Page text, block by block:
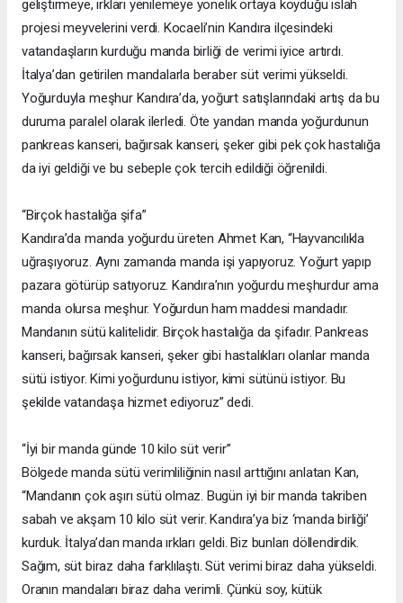
geliştirmeye, ırkları yenilemeye yönelik ortaya koyduğu ıslah
projesi meyvelerini verdi. Kocaeli’nin Kandıra ilçesindeki
vatandaşların kurduğu manda birliği de verimi iyice artırdı.
İtalya’dan getirilen mandalarla beraber süt verimi yükseldi.
Yoğurduyla meşhur Kandıra’da, yoğurt satışlarındaki artış da bu
duruma paralel olarak ilerledi. Öte yandan manda yoğurdunun
pankreas kanseri, bağırsak kanseri, şeker gibi pek çok hastalığa
da iyi geldiği ve bu sebeple çok tercih edildiği öğrenildi.
“Birçok hastalığa şifa”
Kandıra’da manda yoğurdu üreten Ahmet Kan, “Hayvancılıkla
uğraşıyoruz. Aynı zamanda manda işi yapıyoruz. Yoğurt yapıp
pazara götürüp satıyoruz. Kandıra’nın yoğurdu meşhurdur ama
manda olursa meşhur. Yoğurdun ham maddesi mandadır.
Mandanın sütü kalitelidir. Birçok hastalığa da şifadır. Pankreas
kanseri, bağırsak kanseri, şeker gibi hastalıkları olanlar manda
sütü istiyor. Kimi yoğurdunu istiyor, kimi sütünü istiyor. Bu
şekilde vatandaşa hizmet ediyoruz” dedi.
“İyi bir manda günde 10 kilo süt verir”
Bölgede manda sütü verimliliğinin nasıl arttığını anlatan Kan,
“Mandanın çok aşırı sütü olmaz. Bugün iyi bir manda takriben
sabah ve akşam 10 kilo süt verir. Kandıra’ya biz ‘manda birliği’
kurduk. İtalya’dan manda ırkları geldi. Biz bunları döllendirdik.
Sağım, süt biraz daha farklılaştı. Süt verimi biraz daha yükseldi.
Oranın mandaları biraz daha verimli. Çünkü soy, kütük